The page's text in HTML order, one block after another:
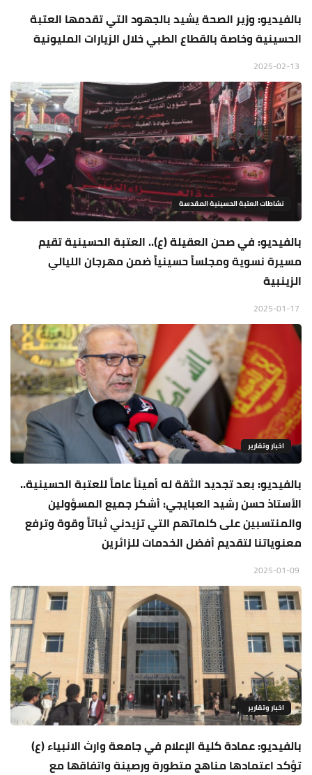
بالفيديو: وزير الصحة يشيد بالجهود التي تقدمها العتبة
الحسينية وخاصة بالقطاع الطبي خلال الزيارات المليونية
نشاطات العتبة الحسينية المقدسة
بالفيديو: في صحن العقيلة (ع).. العتبة الحسينية تقيم
مسيرة نسوية ومجلساً حسينياً ضمن مهرجان الليالي
الزينبية
اخبار وتقارير
بالفيديو: بعد تجديد الثقة له أميناً عاماً للعتبة الحسينية..
الأستاذ حسن رشيد العبايجي: أشكر جميع المسؤولين
والمنتسبين على كلماتهم التي تزيدني ثباتاً وقوة وترفع
معنوياتنا لتقديم أفضل الخدمات للزائرين
اخبار وتقارير
بالفيديو: عمادة كلية الإعلام في جامعة وارث الانبياء (ع)
تؤكد اعتمادها مناهج متطورة ورصينة واتفاقها مع